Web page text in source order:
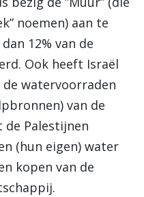
noemen) aan te
12% van de
Ook heeft Israël
de watervoorraden
van de
Palestijnen
(hun eigen) water
kopen van de